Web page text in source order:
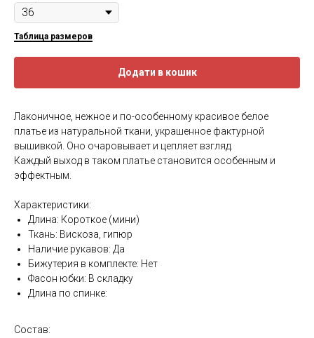
Таблица размеров
Додати в кошик
Лаконичное, нежное и по-особенному красивое белое
платье из натуральной ткани, украшенное фактурной
вышивкой. Оно очаровывает и цепляет взгляд.
Каждый выход в таком платье становится особенным и
эффектным.
Характеристики:
Длина: Короткое (мини)
Ткань: Вискоза, гипюр
Наличие рукавов: Да
Бижутерия в комплекте: Нет
Фасон юбки: В складку
Длина по спинке:
Состав: